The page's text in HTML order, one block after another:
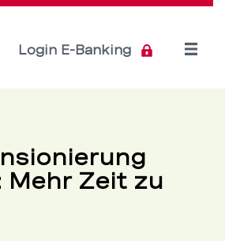
Login E-Banking
Open
Mehr Zeit zu